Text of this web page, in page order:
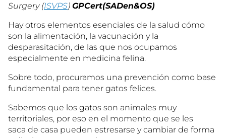
Surgery (ISVPS) GPCert(SADen&OS)
Hay otros elementos esenciales de la salud cómo
son la alimentación, la vacunación y la
desparasitación, de las que nos ocupamos
especialmente en medicina felina.
Sobre todo, procuramos una prevención como base
fundamental para tener gatos felices.
Sabemos que los gatos son animales muy
territoriales, por eso en el momento que se les
saca de casa pueden estresarse y cambiar de forma